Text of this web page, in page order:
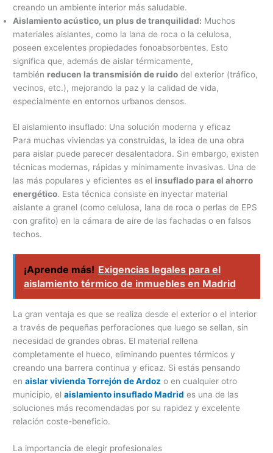
creando un ambiente interior más saludable.
Aislamiento acústico, un plus de tranquilidad: Muchos
materiales aislantes, como la lana de roca o la celulosa,
poseen excelentes propiedades fonoabsorbentes. Esto
significa que, además de aislar térmicamente,
también reducen la transmisión de ruido del exterior (tráfico,
vecinos, etc.), mejorando la paz y la calidad de vida,
especialmente en entornos urbanos densos.
El aislamiento insuflado: Una solución moderna y eficaz
Para muchas viviendas ya construidas, la idea de una obra
para aislar puede parecer desalentadora. Sin embargo, existen
técnicas modernas, rápidas y mínimamente invasivas. Una de
las más populares y eficientes es el insuflado para el ahorro
energético. Esta técnica consiste en inyectar material
aislante a granel (como celulosa, lana de roca o perlas de EPS
con grafito) en la cámara de aire de las fachadas o en falsos
techos.
¡Aprende más! Exigencias legales para el
aislamiento térmico de inmuebles en Madrid
La gran ventaja es que se realiza desde el exterior o el interior
a través de pequeñas perforaciones que luego se sellan, sin
necesidad de grandes obras. El material rellena
completamente el hueco, eliminando puentes térmicos y
creando una barrera continua y eficaz. Si estás pensando
enaislar vivienda Torrejón de Ardoz o en cualquier otro
municipio, elaislamiento insuflado Madrid es una de las
soluciones más recomendadas por su rapidez y excelente
relación coste-beneficio.
La importancia de elegir profesionales